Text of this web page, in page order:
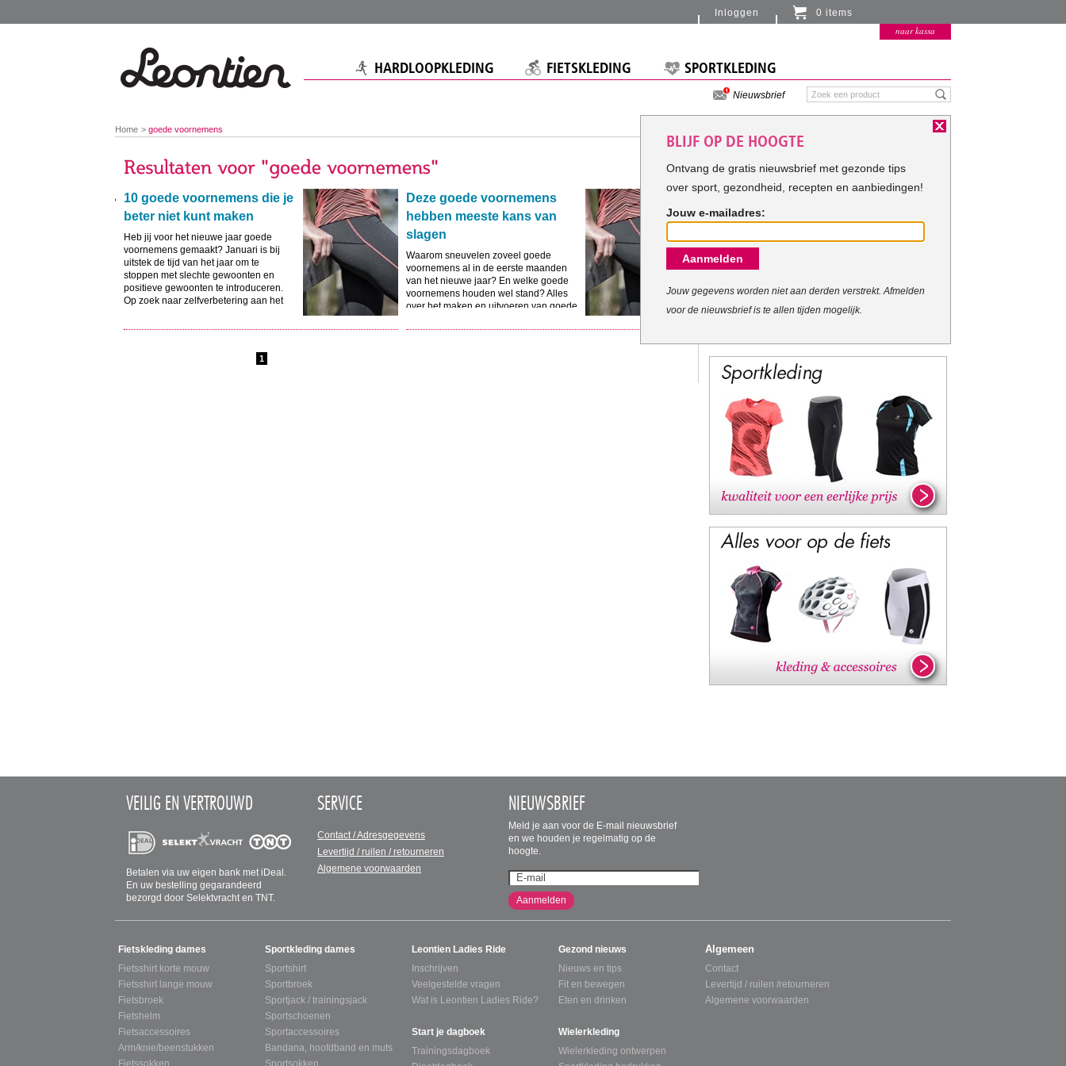
You
are
Home goede voornemens
10 goede voornemens die je
beter niet kunt maken
Heb jij voor het nieuwe jaar goede
voornemens gemaakt? Januari is bij
uitstek de tijd van het jaar om te
stoppen met slechte gewoonten en
positieve gewoonten te introduceren.
Op zoek naar zelfverbetering aan het
voornemens maken. Hier lees je over
10 goede voornemens die je beter niet
Deze goede voornemens
hebben meeste kans van
slagen
Waarom sneuvelen zoveel goede
voornemens al in de eerste maanden
van het nieuwe jaar? En welke goede
voornemens houden wel stand? Alles
over het maken en uitvoeren van goede
1
HARDLOOPKLEDING FIETSKLEDING SPORTKLEDING
Nieuwsbrief
Inloggen 0 items
Er zitten momenteel geen artikelen in de
naar kassa
VEILIG EN VERTROUWD
Betalen via uw eigen bank met iDeal.
En uw bestelling gegarandeerd
bezorgd door Selektvracht en TNT.
SERVICE
Contact / Adresgegevens
Levertijd / ruilen / retourneren
Algemene voorwaarden
NIEUWSBRIEF
Meld je aan voor de E-mail nieuwsbrief
en we houden je regelmatig op de
hoogte.
Aanmelden
SITEMAP
Fietskleding dames
Fietsshirt korte mouw
Fietsshirt lange mouw
Fietsbroek
Fietshelm
Fietsaccessoires
Arm/knie/beenstukken
Fietssokken
Sportkleding dames
Sportshirt
Sportbroek
Sportjack / trainingsjack
Sportschoenen
Sportaccessoires
Bandana, hoofdband en muts
Sportsokken
Leontien Ladies Ride
Inschrijven
Veelgestelde vragen
Wat is Leontien Ladies Ride?
Start je dagboek
Trainingsdagboek
Gezond nieuws
Nieuws en tips
Fit en bewegen
Eten en drinken
Wielerkleding
Wielerkleding ontwerpen
Algemeen
Contact
Levertijd / ruilen /retourneren
Algemene voorwaarden
BLIJF OP DE HOOGTE
Ontvang de gratis nieuwsbrief met gezonde tips
over sport, gezondheid, recepten en aanbiedingen!
Jouw e-mailadres:
Aanmelden
Jouw gegevens worden niet aan derden verstrekt. Afmelden
voor de nieuwsbrief is te allen tijden mogelijk.